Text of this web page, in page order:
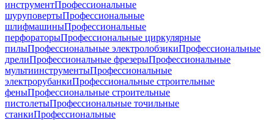
инструментПрофессиональные
шуруповертыПрофессиональные
шлифмашиныПрофессиональные
перфораторыПрофессиональные циркулярные
пилыПрофессиональные электролобзикиПрофессиональные
дрелиПрофессиональные фрезерыПрофессиональные
мультиинструментыПрофессиональные
электрорубанкиПрофессиональные строительные
феныПрофессиональные строительные
пистолетыПрофессиональные точильные
станкиПрофессиональные